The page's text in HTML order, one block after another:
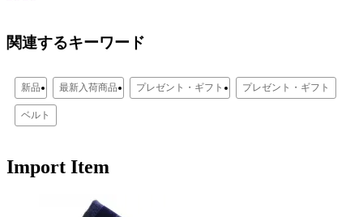
関連するキーワード
新品 最新入荷商品 プレゼント・ギフト プレゼント・ギフト
ベルト
Import Item